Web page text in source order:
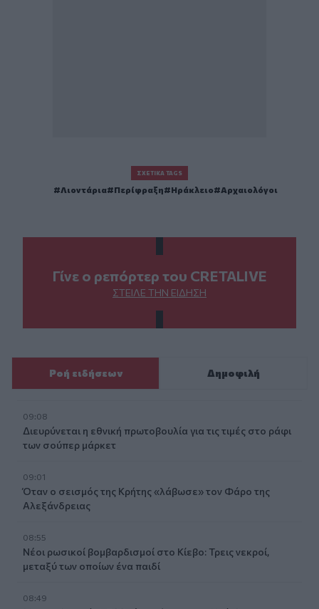
ΣΧΕΤΙΚΆ TAGS
Λιοντάρια Περίφραξη Ηράκλειο Αρχαιολόγοι
Γίνε ο ρεπόρτερ του CRETALIVE
ΣΤΕΊΛΕ ΤΗΝ ΕΊΔΗΣΗ
Ροή ειδήσεων Δημοφιλή
09:08
Διευρύνεται η εθνική πρωτοβουλία για τις τιμές στο ράφι
των σούπερ μάρκετ
09:01
Όταν ο σεισμός της Κρήτης «λάβωσε» τον Φάρο της
Αλεξάνδρειας
08:55
Νέοι ρωσικοί βομβαρδισμοί στο Κίεβο: Τρεις νεκροί,
μεταξύ των οποίων ένα παιδί
08:49